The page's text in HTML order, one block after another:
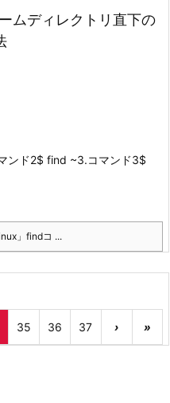
ムディレクトリ直下の
ンド2$ find ~3.コマンド3$
」findコ ...
35 36 37 › »